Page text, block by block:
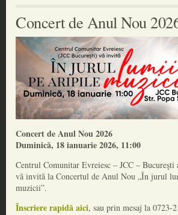
Concert de Anul Nou
Concert de Anul Nou 2026
Duminică, 18 ianuarie 2026, 11:00
Centrul Comunitar Evreiesc – JCC –
vă invită la Concertul de Anul Nou „În jurul
muzicii”.
Înscriere rapidă aici, sau prin mesaj la 0723-